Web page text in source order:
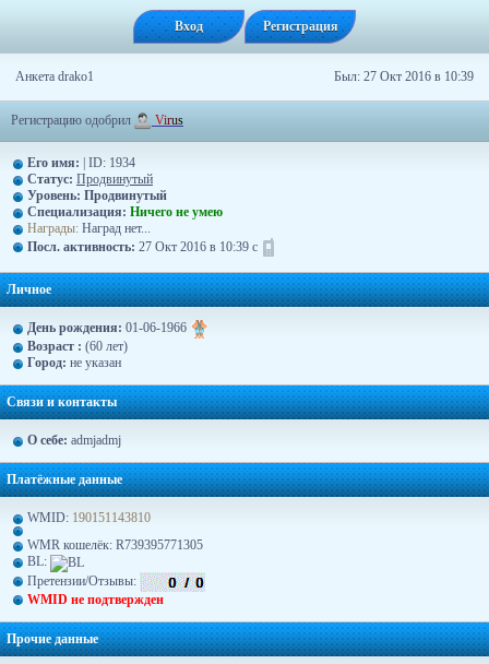
Вход Регистрация
Анкета drako1 Был: 27 Окт 2016 в 10:39
Регистрацию одобрил Virus
Его имя: | ID: 1934
Статус: Продвинутый
Уровень: Продвинутый
Специализация: Ничего не умею
Награды: Наград нет...
Посл. активность: 27 Окт 2016 в 10:39 с
Личное
День рождения: 01-06-1966
Возраст : (60 лет)
Город: не указан
Связи и контакты
О себе: admjadmj
Платёжные данные
WMID: 190151143810
WMR кошелёк: R739395771305
BL:
Претензии/Отзывы:
WMID не подтвержден
Прочие данные